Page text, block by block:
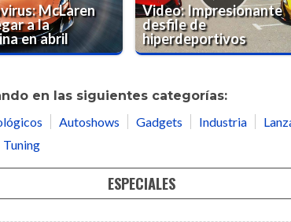
McLaren
a la
en abril
Video: Impresionante
desfile de
hiperdeportivos
en las siguientes categorías:
Autoshows Gadgets Industria
Tuning
ESPECIALES